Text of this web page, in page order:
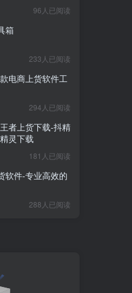
96人已阅读
箱
233人已阅读
电商上货软件工
294人已阅读
者上货下载-抖精
灵下载
181人已阅读
软件-专业高效的
288人已阅读